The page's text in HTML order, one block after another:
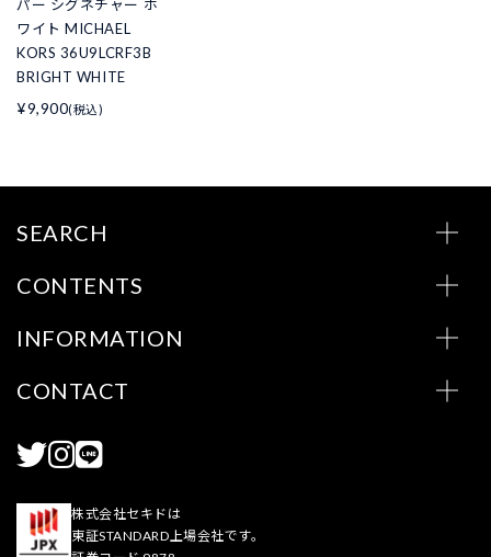
パー シグネチャー ホ
ワイト MICHAEL
KORS 36U9LCRF3B
BRIGHT WHITE
¥9,900(税込)
SEARCH
CONTENTS
INFORMATION
CONTACT
株式会社セキドは
東証STANDARD上場会社です。